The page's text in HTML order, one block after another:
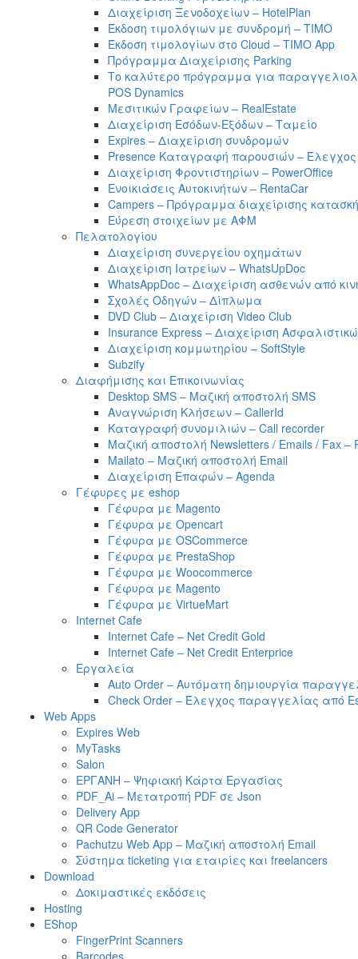
Διαχείριση Ξενοδοχείων – HotelPlan
Έκδοση τιμολόγιων με συνδρομή – ΤΙΜΟ
Έκδοση τιμολογίων στο Cloud – TIMO App
Πρόγραμμα Διαχείρισης Parking
Το καλύτερο πρόγραμμα για
POS Dynamics
Μεσιτικών Γραφείων – RealEstate
Διαχείριση Εσόδων-Εξόδων – Ταμείο
Expires – Διαχείριση συνδρομών
Presence Καταγραφή παρουσιών – Έλεγχος
Διαχείριση Φροντιστηρίων – PowerOffice
Ενοικιάσεις Αυτοκινήτων – RentaCar
Campers – Πρόγραμμα διαχείρισης
Εύρεση στοιχείων με ΑΦΜ
Πελατολογίου
Διαχείριση συνεργείου οχημάτων
Διαχείριση Ιατρείων – WhatsUpDoc
WhatsAppDoc – Διαχείριση ασθενών από
Σχολές Οδηγών – Δίπλωμα
DVD Club – Διαχείριση Video Club
Insurance Express – Διαχείριση
Διαχείριση κομμωτηρίου – SoftStyle
Subzify
Διαφήμισης και Επικοινωνίας
Desktop SMS – Μαζική αποστολή SMS
Αναγνώριση Κλήσεων – CallerId
Καταγραφή συνομιλιών – Call recorder
Μαζική αποστολή Newsletters / Emails / Fax –
Mailato – Μαζική αποστολή Email
Διαχείριση Επαφών – Agenda
Γέφυρες με eshop
Γέφυρα με Magento
Γέφυρα με Opencart
Γέφυρα με OSCommerce
Γέφυρα με PrestaShop
Γέφυρα με Woocommerce
Γέφυρα με Magento
Γέφυρα με VirtueMart
Internet Cafe
Internet Cafe – Net Credit Gold
Internet Cafe – Net Credit Enterprice
Εργαλεία
Auto Order – Αυτόματη δημιουργία
Check Order – Έλεγχος παραγγελίας από
Web Apps
Expires Web
MyTasks
Salon
ΕΡΓΑΝΗ – Ψηφιακή Κάρτα Εργασίας
PDF_Ai – Μετατροπή PDF σε Json
Delivery App
QR Code Generator
Pachutzu Web App – Μαζική αποστολή Email
Σύστημα ticketing για εταιρίες και freelancers
Download
Δοκιμαστικές εκδόσεις
Hosting
EShop
FingerPrint Scanners
Barcodes